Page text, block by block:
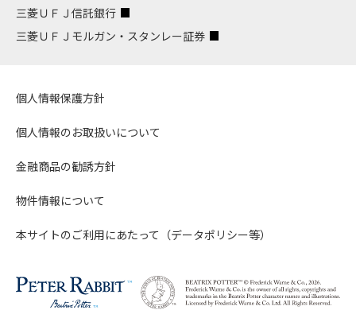
三菱ＵＦＪ信託銀行
三菱ＵＦＪモルガン・スタンレー証券
個人情報保護方針
個人情報のお取扱いについて
金融商品の勧誘方針
物件情報について
本サイトのご利用にあたって（データポリシー等）